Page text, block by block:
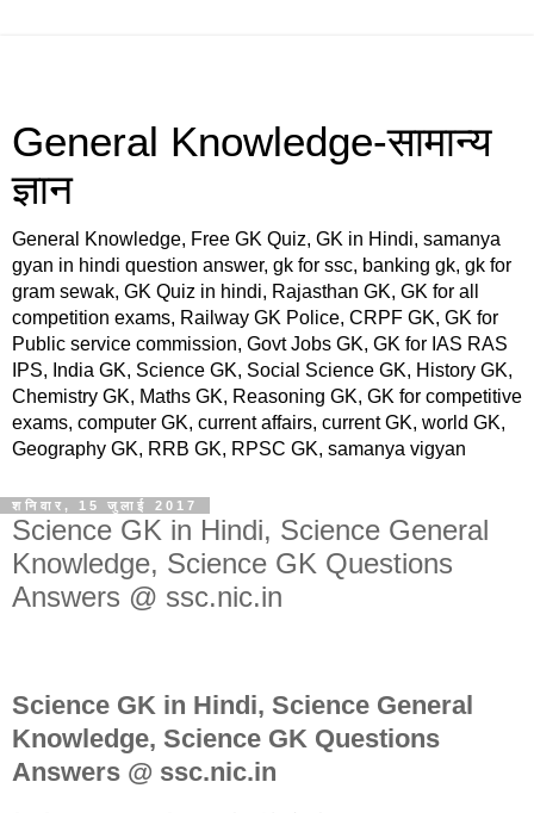
General Knowledge-सामान्य
ज्ञान
General Knowledge, Free GK Quiz, GK in Hindi, samanya
gyan in hindi question answer, gk for ssc, banking gk, gk for
gram sewak, GK Quiz in hindi, Rajasthan GK, GK for all
competition exams, Railway GK Police, CRPF GK, GK for
Public service commission, Govt Jobs GK, GK for IAS RAS
IPS, India GK, Science GK, Social Science GK, History GK,
Chemistry GK, Maths GK, Reasoning GK, GK for competitive
exams, computer GK, current affairs, current GK, world GK,
Geography GK, RRB GK, RPSC GK, samanya vigyan
शनिवार, 15 जुलाई 2017
Science GK in Hindi, Science General
Knowledge, Science GK Questions
Answers @ ssc.nic.in
Science GK in Hindi, Science General
Knowledge, Science GK Questions
Answers @ ssc.nic.in